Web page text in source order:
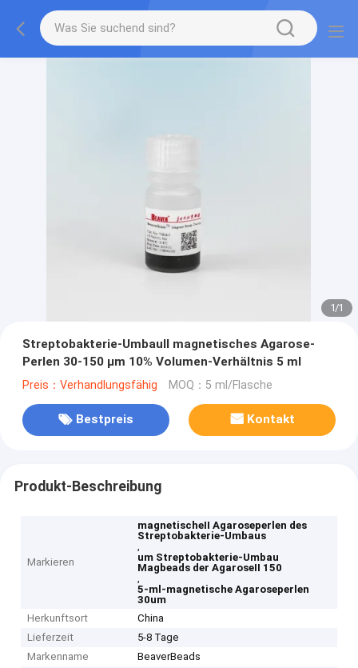
1/1
Streptobakterie-UmbauⅡ magnetisches Agarose-
Perlen 30-150 μm 10% Volumen-Verhältnis 5 ml
Preis：Verhandlungsfähig MOQ：5 ml/Flasche
Bestpreis Kontakt
Produkt-Beschreibung
Markieren
magnetischeⅡ Agaroseperlen des
Streptobakterie-Umbaus
,
um Streptobakterie-Umbau
Magbeads der AgaroseⅡ 150
,
5-ml-magnetische Agaroseperlen
30um
Herkunftsort
China
Lieferzeit
5-8 Tage
Markenname
BeaverBeads